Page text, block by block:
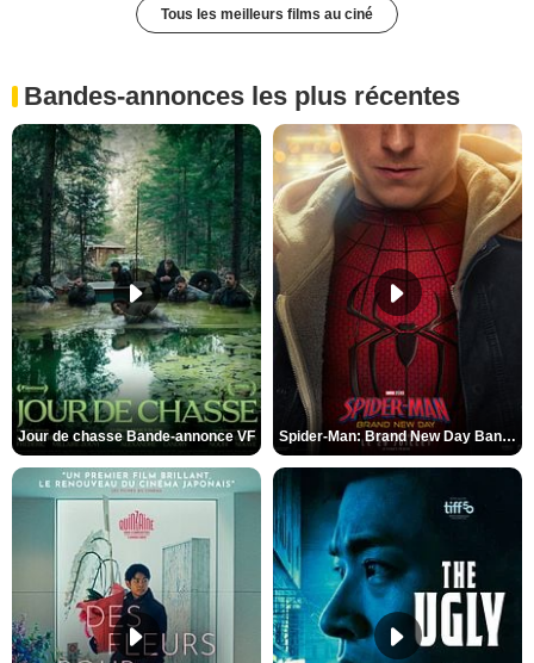
Tous les meilleurs films au ciné
Bandes-annonces les plus récentes
Jour de chasse Bande-annonce VF Spider-Man: Brand New Day Bande-annonce (3) VO STFR